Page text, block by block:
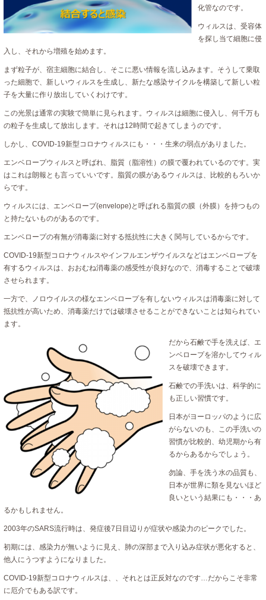
化管なのです。
ウィルスは、受容体
を探し当て細胞に侵
入し、それから増殖を始めます。
まず粒子が、宿主細胞に結合し、そこに悪い情報を流し込みます。そうして乗取
った細胞で、新しいウィルスを生成し、新たな感染サイクルを構築して新しい粒
子を大量に作り放出していくわけです。
この光景は通常の実験で簡単に見られます。ウィルスは細胞に侵入し、何千万も
の粒子を生成して放出します。それは12時間で起きてしまうのです。
しかし、COVID-19新型コロナウィルスにも・・・生来の弱点がありました。
エンベロープウィルスと呼ばれ、脂質（脂溶性）の膜で覆われているのです。実
はこれは朗報とも言っていいです。脂質の膜があるウィルスは、比較的もろいか
らです。
ウィルスには、エンベロープ(envelope)と呼ばれる脂質の膜（外膜）を持つもの
と持たないものがあるのです。
エンベロープの有無が消毒薬に対する抵抗性に大きく関与しているからです。
COVID-19新型コロナウィルスやインフルエンザウイルスなどはエンベロープを
有するウィルスは、おおむね消毒薬の感受性が良好なので、消毒することで破壊
させられます。
一方で、ノロウイルスの様なエンベロープを有しないウィルスは消毒薬に対して
抵抗性が高いため、消毒薬だけでは破壊させることができないことは知られてい
ます。
だから石鹸で手を洗えば、エ
ンベロープを溶かしてウィル
スを破壊できます。
石鹸での手洗いは、科学的に
も正しい習慣です。
日本がヨーロッパのように広
がらないのも、この手洗いの
習慣が比較的、幼児期から有
るからあるからでしょう。
勿論、手を洗う水の品質も、
日本が世界に類を見ないほど
良いという結果にも・・・あ
るかもしれません。
2003年のSARS流行時は、発症後7日目辺りが症状や感染力のピークでした。
初期には、感染力が無いように見え、肺の深部まで入り込み症状が悪化すると、
他人にうつすようになりました。
COVID-19新型コロナウィルスは、、それとは正反対なのです…だからこそ非常
に厄介でもある訳です。